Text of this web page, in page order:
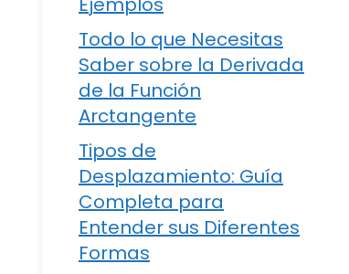
Todo lo que Necesitas
Saber sobre la Derivada
de la Función
Arctangente
Tipos de
Desplazamiento: Guía
Completa para
Entender sus Diferentes
Formas